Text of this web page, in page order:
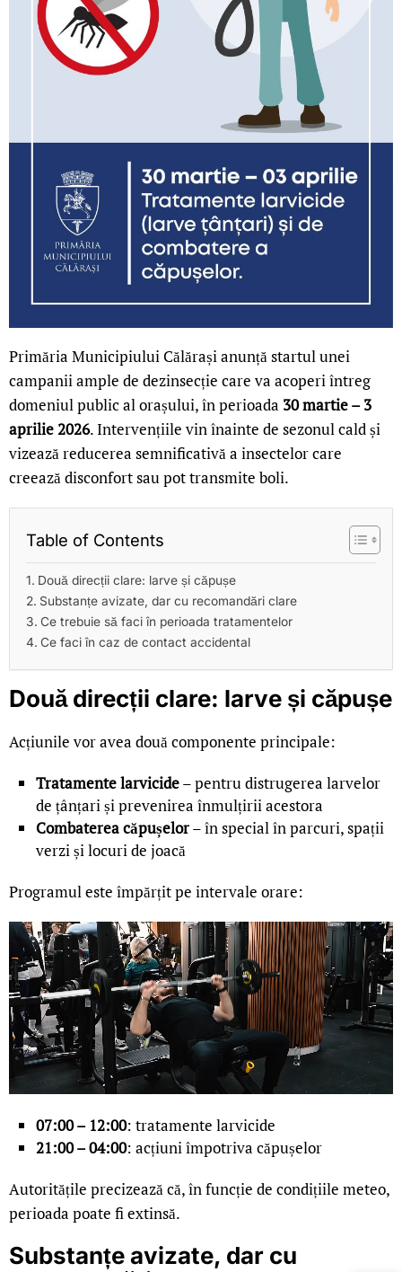
Primăria Municipiului Călărași anunță startul unei
campanii ample de dezinsecție care va acoperi întreg
domeniul public al orașului, în perioada 30 martie – 3
aprilie 2026. Intervențiile vin înainte de sezonul cald și
vizează reducerea semnificativă a insectelor care
creează disconfort sau pot transmite boli.
Table of Contents
Două direcții clare: larve și căpușe
Substanțe avizate, dar cu recomandări clare
Ce trebuie să faci în perioada tratamentelor
Ce faci în caz de contact accidental
Două direcții clare: larve și căpușe
Acțiunile vor avea două componente principale:
Tratamente larvicide– pentru distrugerea larvelor
de țânțari și prevenirea înmulțirii acestora
Combaterea căpușelor– în special în parcuri, spații
verzi și locuri de joacă
Programul este împărțit pe intervale orare:
07:00 – 12:00: tratamente larvicide
21:00 – 04:00: acțiuni împotriva căpușelor
Autoritățile precizează că, în funcție de condițiile meteo,
perioada poate fi extinsă.
Substanțe avizate, dar cu